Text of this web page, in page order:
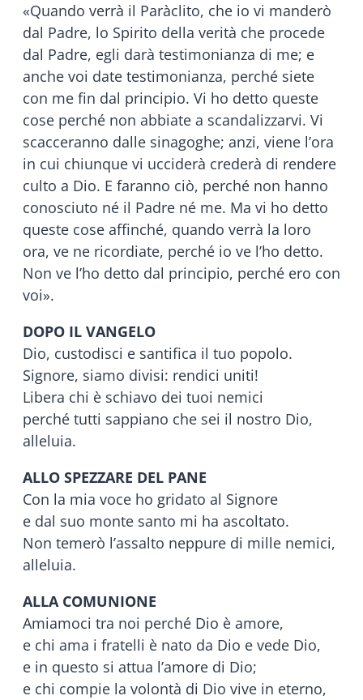
«Quando verrà il Paràclito, che io vi manderò
dal Padre, lo Spirito della verità che procede
dal Padre, egli darà testimonianza di me; e
anche voi date testimonianza, perché siete
con me fin dal principio. Vi ho detto queste
cose perché non abbiate a scandalizzarvi. Vi
scacceranno dalle sinagoghe; anzi, viene l’ora
in cui chiunque vi ucciderà crederà di rendere
culto a Dio. E faranno ciò, perché non hanno
conosciuto né il Padre né me. Ma vi ho detto
queste cose affinché, quando verrà la loro
ora, ve ne ricordiate, perché io ve l’ho detto.
Non ve l’ho detto dal principio, perché ero con
voi».
DOPO IL VANGELO
Dio, custodisci e santifica il tuo popolo.
Signore, siamo divisi: rendici uniti!
Libera chi è schiavo dei tuoi nemici
perché tutti sappiano che sei il nostro Dio,
alleluia.
ALLO SPEZZARE DEL PANE
Con la mia voce ho gridato al Signore
e dal suo monte santo mi ha ascoltato.
Non temerò l’assalto neppure di mille nemici,
alleluia.
ALLA COMUNIONE
Amiamoci tra noi perché Dio è amore,
e chi ama i fratelli è nato da Dio e vede Dio,
e in questo si attua l’amore di Dio;
e chi compie la volontà di Dio vive in eterno,